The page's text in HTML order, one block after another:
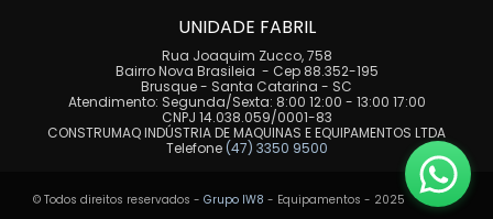
UNIDADE FABRIL
Rua Joaquim Zucco, 758
Bairro Nova Brasileia - Cep 88.352-195
Brusque - Santa Catarina - SC
Atendimento: Segunda/Sexta: 8:00 12:00 - 13:00 17:00
CNPJ 14.038.059/0001-83
CONSTRUMAQ INDÚSTRIA DE MAQUINAS E EQUIPAMENTOS LTDA
Telefone (47) 3350 9500
© Todos direitos reservados - Grupo IW8 - Equipamentos - 2025